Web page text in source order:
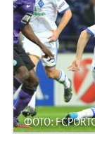
ФОТО: